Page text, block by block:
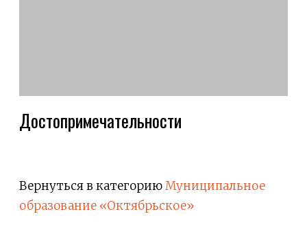
Достопримечательности
Вернуться в категориюМуниципальное
образование «Октябрьское»